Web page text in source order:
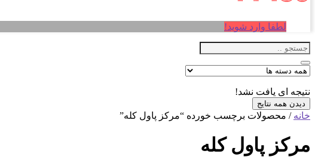
لطفا وارد شوید!
نتیجه ای یافت نشد!
دیدن همه نتایج
خانه / محصولات برچسب خورده “مرکز پاول کله”
مرکز پاول کله